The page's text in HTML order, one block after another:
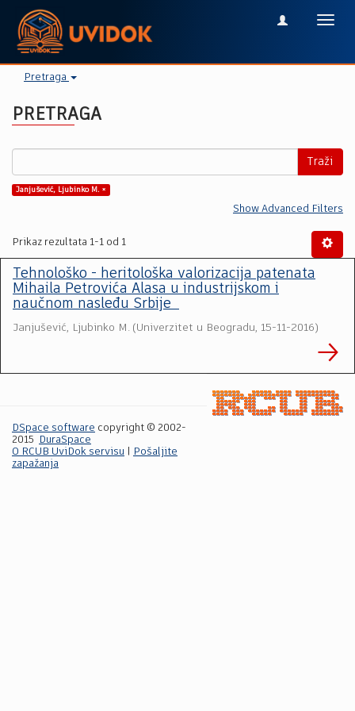
Pretraga
PRETRAGA
Traži
Janjušević, Ljubinko M. ×
Show Advanced Filters
Prikaz rezultata 1-1 od 1
Tehnološko - heritološka valorizacija patenata
Mihaila Petrovića Alasa u industrijskom i
naučnom nasleđu Srbije
Janjušević, Ljubinko M. (Univerzitet u Beogradu, 15-11-2016)
DSpace software copyright © 2002-
2015
DuraSpace
O RCUB UviDok servisu
Pošaljite
zapažanja